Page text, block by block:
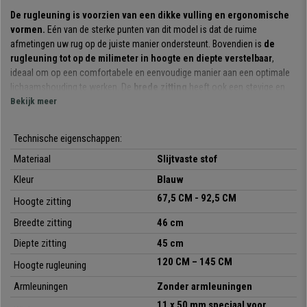
De rugleuning is voorzien van een dikke vulling en ergonomische
vormen. Eén van de sterke punten van dit model is dat de ruime
afmetingen uw rug op de juiste manier ondersteunt. Bovendien is de
rugleuning tot op de milimeter in hoogte en diepte verstelbaar,
ideaal om op een comfortabele en eenvoudige manier aan een optimale
lichaamshouding te werken. De brede zitting
heeft ook een stevige en
comfortabele vulling.
een systeem waarbij de rugleuning naar achteren kan worden bewogen
terwijl u een vaste hoek ten opzichte van de zitting aanhoudt. Het
bewegingsvrijheid.
De materialen waarmee hij is vervaardigd zijn van hoge kwaliteit.
Hetrobuuste onderstel met voetsteun zorgt voor een bijzondere
stabiliteit. Destoffen bekleding is uiterst resistent
u het mooiste vindt.
Kortom, dit is een kwalitatieve, comfortabele bureaukruk,die u zal
Bekijk meer
Technische eigenschappen:
Materiaal
Slijtvaste stof
Kleur
Blauw
Hoogte zitting
67,5 CM - 92,5 CM
Breedte zitting
46 cm
Diepte zitting
45 cm
Hoogte rugleuning
120 CM – 145 CM
Armleuningen
Zonder armleuningen